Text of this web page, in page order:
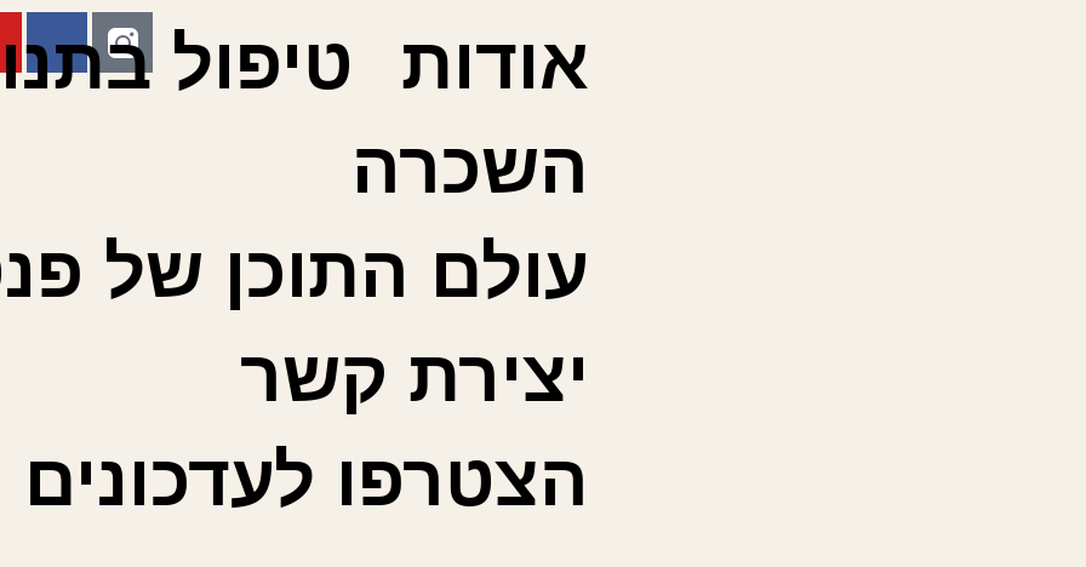
אודות
טיפול
השכרה
עולם התוכן של
יצירת קשר
הצטרפו לעדכונים